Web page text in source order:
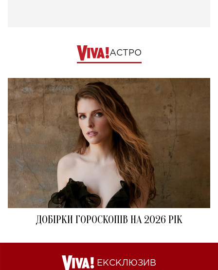
АСТРО
ДОБІРКИ ГОРОСКОПІВ НА 2026 РІК
ЕКСКЛЮЗИВ